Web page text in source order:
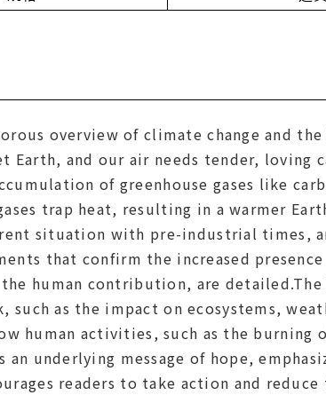
overview of climate change and
Earth, and our air needs tender, loving
of greenhouse gases like
trap heat, resulting in a warmer
situation with pre-industrial times,
that confirm the increased
human contribution, are
as the impact on ecosystems,
human activities, such as the burning
underlying message of hope,
readers to take action and